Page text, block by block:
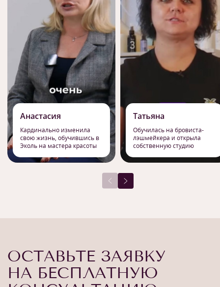
Анастасия
Кардинально изменила
свою жизнь, обучившись в
Эколь на мастера красоты
Татьяна
Обучилась на бровиста-
лэшмейкера и открыла
собственную студию
ОСТАВЬТЕ ЗАЯВКУ
НА БЕСПЛАТНУЮ